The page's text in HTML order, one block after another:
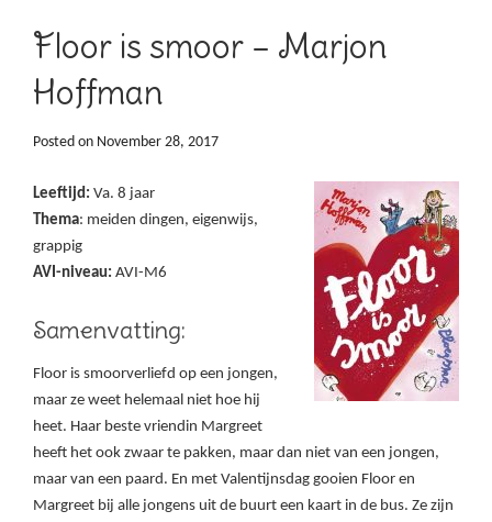
Floor is smoor – Marjon
Hoffman
Posted on November 28, 2017
Leeftijd: Va. 8 jaar
Thema: meiden dingen, eigenwijs,
grappig
AVI-niveau: AVI-M6
Samenvatting:
Floor is smoorverliefd op een jongen,
maar ze weet helemaal niet hoe hij
heet. Haar beste vriendin Margreet
heeft het ook zwaar te pakken, maar dan niet van een jongen,
maar van een paard. En met Valentijnsdag gooien Floor en
Margreet bij alle jongens uit de buurt een kaart in de bus. Ze zijn